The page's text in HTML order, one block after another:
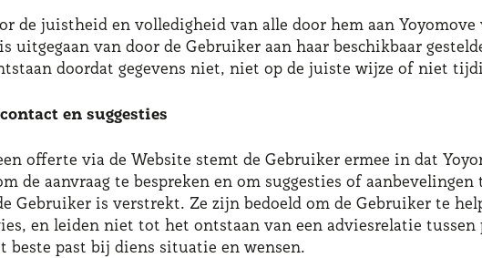
de juistheid en volledigheid van alle door hem aan
uitgegaan van door de Gebruiker aan haar beschikbaar
doordat gegevens niet, niet op de juiste wijze of niet
en suggesties
offerte via de Website stemt de Gebruiker ermee in dat
de aanvraag te bespreken en om suggesties of
Gebruiker is verstrekt. Ze zijn bedoeld om de Gebruiker te
en leiden niet tot het ontstaan van een adviesrelatie
beste past bij diens situatie en wensen.